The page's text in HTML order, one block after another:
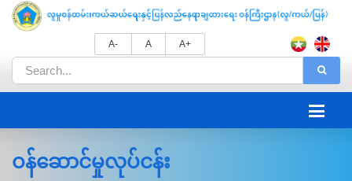
A- A A+
ဝန်ဆောင်မှုလုပ်ငန်း